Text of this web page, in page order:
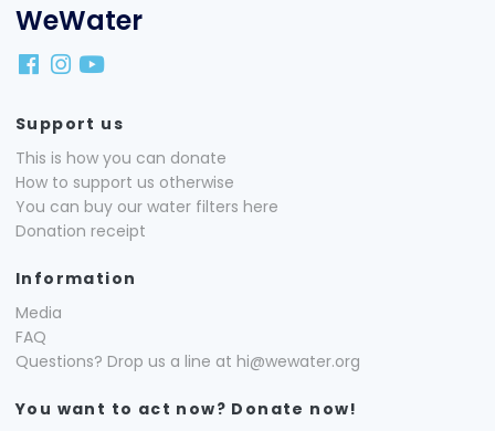
WeWater
Support us
This is how you can donate
How to support us otherwise
You can buy our water filters here
Donation receipt
Information
Media
FAQ
Questions? Drop us a line at hi@wewater.org
You want to act now? Donate now!